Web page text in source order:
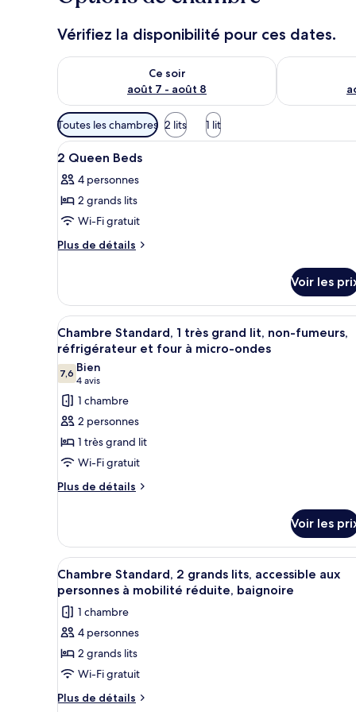
Vérifiez la disponibilité pour ces dates.
Ce soir
août 7 - août 8
Vérifier la disponibilité pour ce soir août 7 - août 8
Vérifier la
Filtres
disponibles
pour
chambres
Toutes les chambres 2 lits 1 lit
Afficher
toutes
les
photos
pour
ce
chambre :
2
Queen
Beds
Une chambre d’hôtel avec
7
2 Queen Beds
4 personnes
2 grands lits
Wi-Fi gratuit
Plus de détails
Plus
le
type
de
chambre
Queen
Beds
Voir les
Afficher
toutes
les
photos
pour
ce
type
de
chambre :
Chambre
très
grand
lit,
non-
fumeurs,
réfrigérateur
et
four
à
micro-
Une chambre d’hôtel avec
4
Chambre Standard, 1 très grand lit, non-fumeurs,
réfrigérateur et four à micro-ondes
7,67,6 sur 10
Bien
4 avis
(4 avis)
1 chambre
2 personnes
1 très grand lit
Wi-Fi gratuit
Plus de détails
Plus
le
type
de
chambre
Chambre
Standard,
grand
lit,
fumeurs,
Voir les
Afficher
toutes
les
photos
pour
ce
type
de
Une chambre d’hôtel avec
4
Chambre Standard, 2 grands lits, accessible aux
personnes à mobilité réduite, baignoire
1 chambre
4 personnes
2 grands lits
Wi-Fi gratuit
Plus de détails
Plus